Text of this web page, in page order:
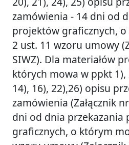
zamówienia - 14 dni od
projektów graficznych,
2 ust. 11 wzoru umowy
SIWZ). Dla materiałów
których mowa w ppkt 1),
14), 16), 22),26) opisu
zamówienia (Załącznik
dni od dnia przekazania
graficznych, o którym